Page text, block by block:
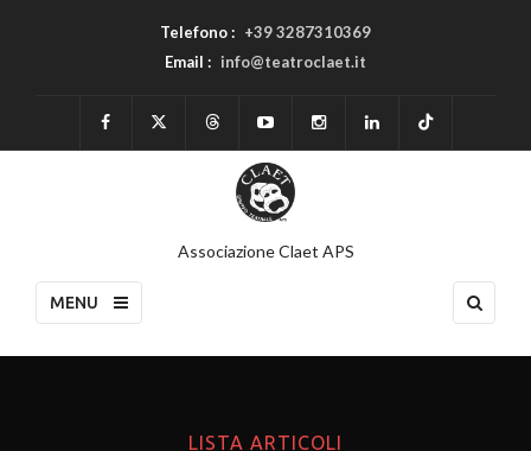
Telefono : +39 3287310369
Email : info@teatroclaet.it
Associazione Claet APS
MENU
LISTA ARTICOLI